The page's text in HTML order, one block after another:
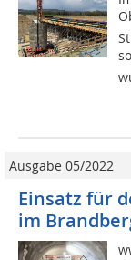
Ausgabe 05/2022
Einsatz für
im